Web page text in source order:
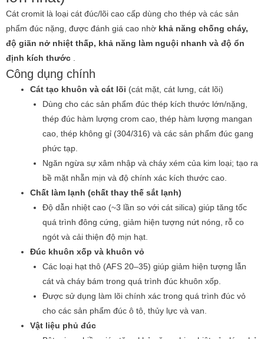
Cát cromit là loại cát đúc/lõi cao cấp dùng cho thép và các sản
phẩm đúc nặng, được đánh giá cao nhờ khả năng chống cháy,
độ giãn nở nhiệt thấp, khả năng làm nguội nhanh và độ ổn
định kích thước
Công dụng chính
Cát tạo khuôn và cát lõi (cát mặt, cát lưng, cát lõi)
Dùng cho các sản phẩm đúc thép kích thước lớn/nặng,
thép đúc hàm lượng crom cao, thép hàm lượng mangan
cao, thép không gỉ (304/316) và các sản phẩm đúc gang
phức tạp.
Ngăn ngừa sự xâm nhập và cháy xém của kim loại; tạo ra
bề mặt nhẵn mịn và độ chính xác kích thước cao.
Chất làm lạnh (chất thay thế sắt lạnh)
Độ dẫn nhiệt cao (~3 lần so với cát silica) giúp tăng tốc
quá trình đông cứng, giảm hiện tượng nứt nóng, rỗ co
ngót và cải thiện độ mịn hạt.
Đúc khuôn xốp và khuôn vỏ
Các loại hạt thô (AFS 20–35) giúp giảm hiện tượng lẫn
cát và cháy bám trong quá trình đúc khuôn xốp.
Được sử dụng làm lõi chính xác trong quá trình đúc vỏ
cho các sản phẩm đúc ô tô, thủy lực và van.
Vật liệu phủ đúc